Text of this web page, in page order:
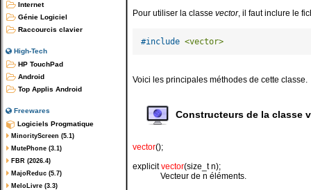
Internet
Génie Logiciel
Raccourcis clavier
High-Tech
HP TouchPad
Android
Top Applis Android
Freewares
Logiciels Progmatique
MinorityScreen (5.1)
MutePhone (3.1)
FBR (2026.4)
MajoReduc (5.7)
MeloLivre (3.3)
Pour utiliser la classe vector, il faut inclure le
#include <vector>
Voici les principales méthodes de cette classe.
Constructeurs de la classe
vector();
explicitvector(size_t n);
Vecteur de n éléments.